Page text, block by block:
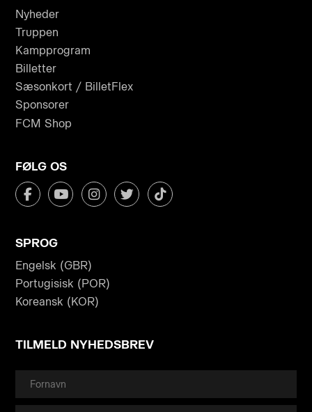
Nyheder
Truppen
Kampprogram
Billetter
Sæsonkort / BilletFlex
Sponsorer
FCM Shop
FØLG OS
SPROG
Engelsk (GBR)
Portugisisk (POR)
Koreansk (KOR)
TILMELD NYHEDSBREV